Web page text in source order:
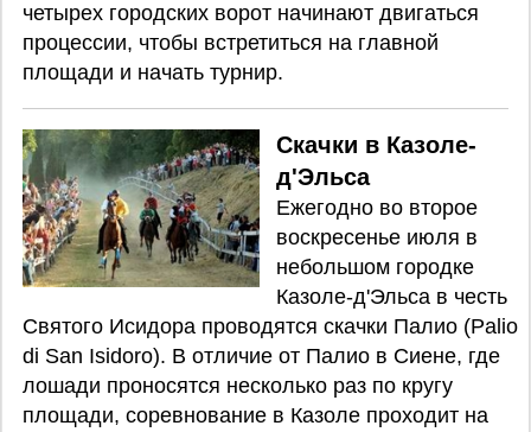
четырех городских ворот начинают двигаться
процессии, чтобы встретиться на главной
площади и начать турнир.
Скачки в Казоле-
д'Эльса
Ежегодно во второе
воскресенье июля в
небольшом городке
Казоле-д'Эльса в честь
Святого Исидора проводятся скачки Палио (Palio
di San Isidoro). В отличие от Палио в Сиене, где
лошади проносятся несколько раз по кругу
площади, соревнование в Казоле проходит на